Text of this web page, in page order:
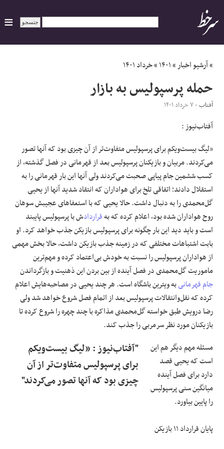
ایران
سیاسی
ورزشی
جهان
اجتماعی
حوادث
علوم و فن آوری
فرهنگی و هنری
مقالات
»آرشیو اخبار»۱۴۰۱»خرداد ۱۴۰۱
حمله پرسپولیس به بازار
آفتاب- ۷ خرداد ۱۴۰۱
آفتاب‌‌نیوز :
«لیگ بیست‌ویکم برای پرسپولیس متفاوت‌تر از آن چیزی بود که آنها تصور
می‌کردند. مربیان و بازیکنان پرسپولیس بعد از قهرمانی در فصل گذشته، از
کسب ششمین جام پیاپی صحبت می‌کردند ولی آنها این‌ بار قهرمانی را به
استقلال دادند؛ اتفاقی تلخ برای هواداران که انتقاد شدید آنها از یحیی
گل‌محمدی را به‌ دنبال داشت. حالا یحیی که با استعفاهای عجیبش سوهان
روح هواداران شده بود، اعلام کرده که بهقراردادش با پرسپولیس پایبند
است و باید دید این بار چگونه برای پرسپولیس بازیکن جذب خواهد کرد. او
بابت اشتباهات مختلفی که در زمینه جذب بازیکن داشت، حالا بخش مهمی
از هواداران پرسپولیس را نسبت به خودش بی‌اعتماد کرده و مهم‌ترین
ماموریت گل‌محمدی در فصل آینده از بین‌ بردن این ذهنیت و بازگرداندن
جام قهرمانیبه ویترین باشگاه است. هر چند یحیی در مصاحبه‌هایش اعلام
کرده که نقل‌وانتقالات پرسپولیس بعد از اتمام فصل شروع خواهد شد ولی
رضا درویش طبق خواسته گل‌محمدی مذاکره با چند چهره را شروع کرده تا
بازیکنان مورد نظر سرمربی را جذب کند.
"آفتاب‌‌نیوز : «لیگ بیست‌ویکم
برای پرسپولیس متفاوت‌تر از آن
چیزی بود که آنها تصور می‌کردند"
مسئله مهم دیگر هم این
است که یحیی قصد
دارد برای فصل آینده
میانگین سنی پرسپولیس
را پایین بیاورد.
پایان قرارداد ۱۱ بازیکن